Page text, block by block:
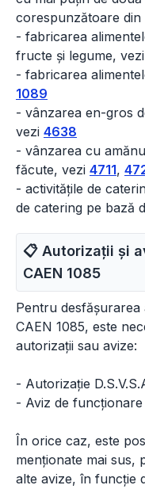
corespunzătoare din
- fabricarea
fructe și legume, vezi
- fabricarea
1089
- vânzarea en-gros
vezi 4638
- vânzarea cu
făcute, vezi 4711,
- activitățile de
de catering pe bază
📋 Autorizații și
CAEN 1085
Pentru
CAEN 1085, este
autorizații sau avize:
- Autorizație
- Aviz de funcționare
În orice caz, este
menționate mai sus,
alte avize, în funcție